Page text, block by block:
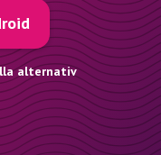
alternativ